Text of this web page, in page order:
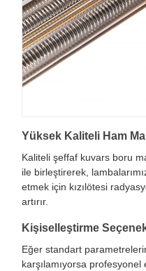
Yüksek Kaliteli Ham
Kaliteli şeffaf kuvars boru
ile birleştirerek,
etmek için kızılötesi
artırır.
Kişiselleştirme
Eğer standart
karşılamıyorsa